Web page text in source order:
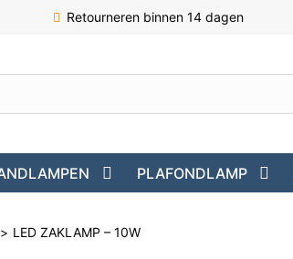
Retourneren binnen 14 dagen
PLAFONDLAMP
> LED ZAKLAMP – 10W